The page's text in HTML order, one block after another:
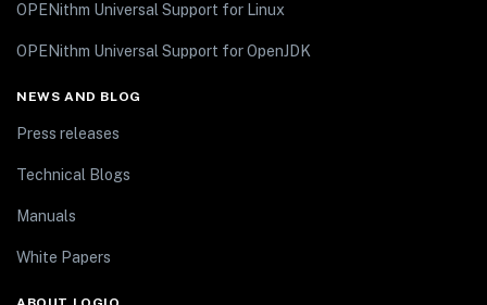
OPENithm Universal Support for Linux
OPENithm Universal Support for OpenJDK
NEWS AND BLOG
Press releases
Technical Blogs
Manuals
White Papers